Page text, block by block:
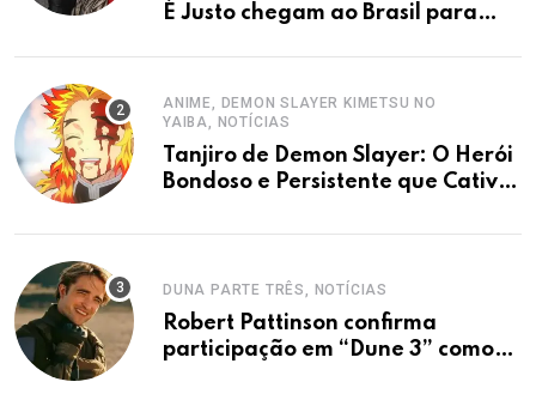
É Justo chegam ao Brasil para
ANIME, DEMON SLAYER KIMETSU NO
YAIBA, NOTÍCIAS
Tanjiro de Demon Slayer: O Herói
Bondoso e Persistente que Cativa
DUNA PARTE TRÊS, NOTÍCIAS
Robert Pattinson confirma
participação em “Dune 3” como